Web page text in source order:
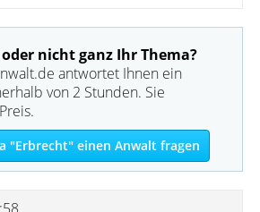
nicht ganz Ihr Thema?
antwortet Ihnen ein
von 2 Stunden. Sie
"Erbrecht" einen Anwalt fragen